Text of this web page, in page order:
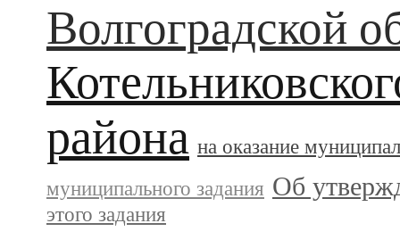
Волгоградской
района на оказание
муниципального задания Об
этого задания